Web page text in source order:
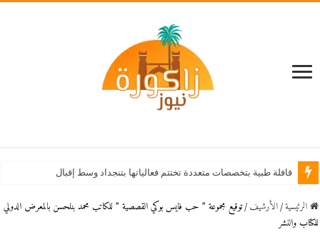
الرئيسية / اﻷرشيف /توقيع مجموعة ” حب فايس بوكي القصصية ” للكاتب محمد بنلحسن بالمعرض الدولي
للكتاب والنشر